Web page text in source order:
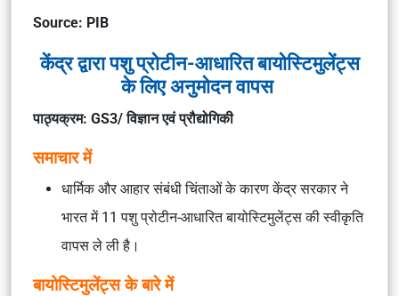
Source: PIB
केंद्र द्वारा पशु प्रोटीन-आधारित बायोस्टिमुलेंट्स
के लिए अनुमोदन वापस
पाठ्यक्रम: GS3/ विज्ञान एवं प्रौद्योगिकी
समाचार में
धार्मिक और आहार संबंधी चिंताओं के कारण केंद्र सरकार ने
भारत में 11 पशु प्रोटीन-आधारित बायोस्टिमुलेंट्स की स्वीकृति
वापस ले ली है।
बायोस्टिमुलेंट्स के बारे में